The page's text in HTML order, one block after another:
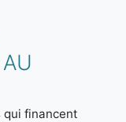
qui financent